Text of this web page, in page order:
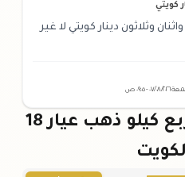
كويتي
وثلاثون دينار كويتي لا غير
٠٧ /٠٨/٢٠٢٦ - ٠٩:٠٥ ص
رسم بياني لسعر ربع كيلو ذهب عيار 18